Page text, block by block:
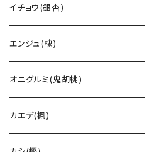
イチョウ(銀杏)
エンジュ(槐)
オニグルミ(鬼胡桃)
カエデ(楓)